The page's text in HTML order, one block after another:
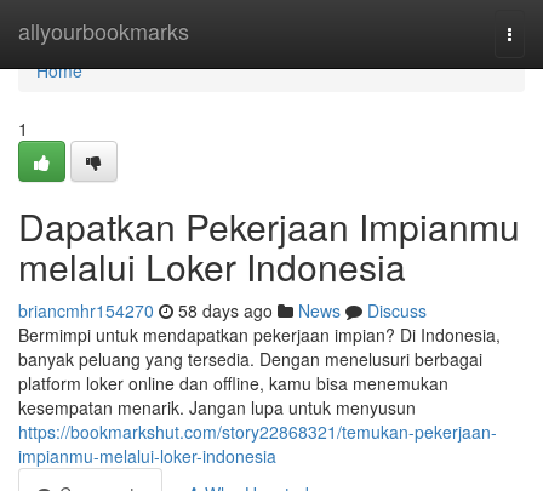
allyourbookmarks
Home
Home
1
Dapatkan Pekerjaan Impianmu
melalui Loker Indonesia
briancmhr154270 58 days ago News
Discuss
Bermimpi untuk mendapatkan pekerjaan impian? Di Indonesia,
banyak peluang yang tersedia. Dengan menelusuri berbagai
platform loker online dan offline, kamu bisa menemukan
kesempatan menarik. Jangan lupa untuk menyusun
https://bookmarkshut.com/story22868321/temukan-pekerjaan-
impianmu-melalui-loker-indonesia